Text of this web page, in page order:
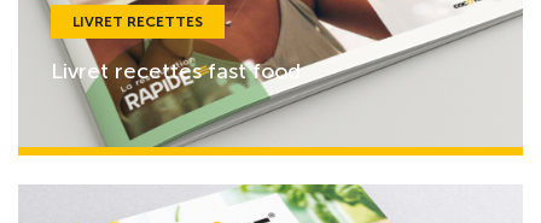
LIVRET RECETTES
Livret recettes fast food